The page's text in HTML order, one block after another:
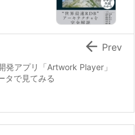
発アプリ「Artwork Player」
タで見てみる
 Prev